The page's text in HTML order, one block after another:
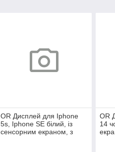
OR Дисплей для Iphone
5s, Iphone SE білий, із
сенсорним екраном, з
OR
14